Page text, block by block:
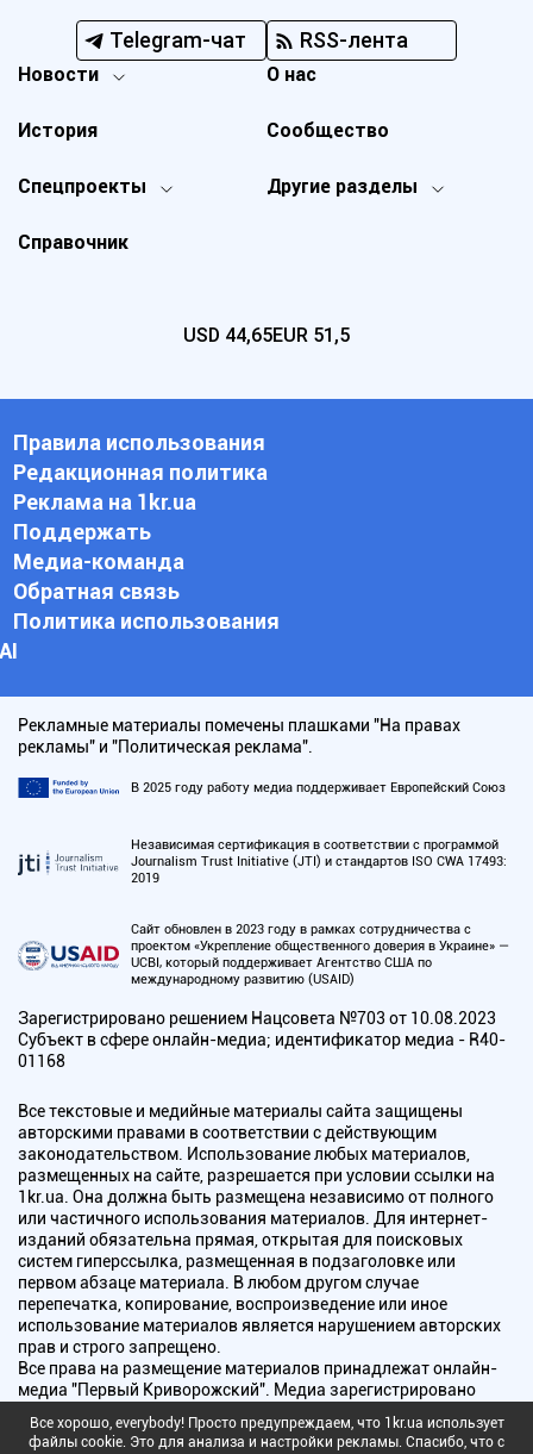
Telegram-чат RSS-лента
Новости
Спецпроекты Другие разделы
История
О нас
Справочник
Сообщество
USD 44,65EUR 51,5
Правила использования
Редакционная политика
Реклама на 1kr.ua
Поддержать
Медиа-команда
Обратная связь
Политика использования
АI
Рекламные материалы помечены плашками "На правах
рекламы" и "Политическая реклама".
В 2025 году работу медиа поддерживает Европейский Союз
Независимая сертификация в соответствии с программой
Journalism Trust Initiative (JTI) и стандартов ISO CWA 17493:
2019
Сайт обновлен в 2023 году в рамках сотрудничества с
проектом «Укрепление общественного доверия в Украине» —
UCBI, который поддерживает Агентство США по
международному развитию (USAID)
Зарегистрировано решением Нацсовета №703 от 10.08.2023
Субъект в сфере онлайн-медиа; идентификатор медиа - R40-
01168
Все текстовые и медийные материалы сайта защищены
авторскими правами в соответствии с действующим
законодательством. Использование любых материалов,
размещенных на сайте, разрешается при условии ссылки на
1kr.ua. Она должна быть размещена независимо от полного
или частичного использования материалов. Для интернет-
изданий обязательна прямая, открытая для поисковых
систем гиперссылка, размещенная в подзаголовке или
первом абзаце материала. В любом другом случае
перепечатка, копирование, воспроизведение или иное
использование материалов является нарушением авторских
прав и строго запрещено.
Все права на размещение материалов принадлежат онлайн-
медиа "Первый Криворожский". Медиа зарегистрировано
радиовещания.
Все хорошо, everybody! Просто предупреждаем, что 1kr.ua использует
файлы cookie. Это для анализа и настройки рекламы. Спасибо, что с